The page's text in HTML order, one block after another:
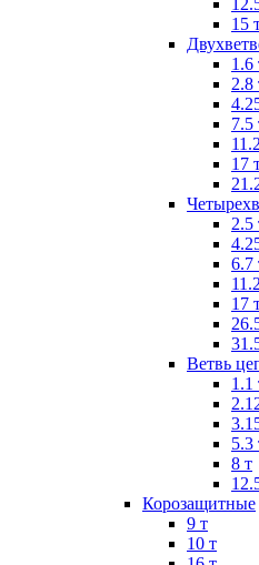
15
1.6
2.8
7.5
17
2.5
6.7
17
Ветвь
1.1
5.3
8 т
Корозащитные
9 т
10 т